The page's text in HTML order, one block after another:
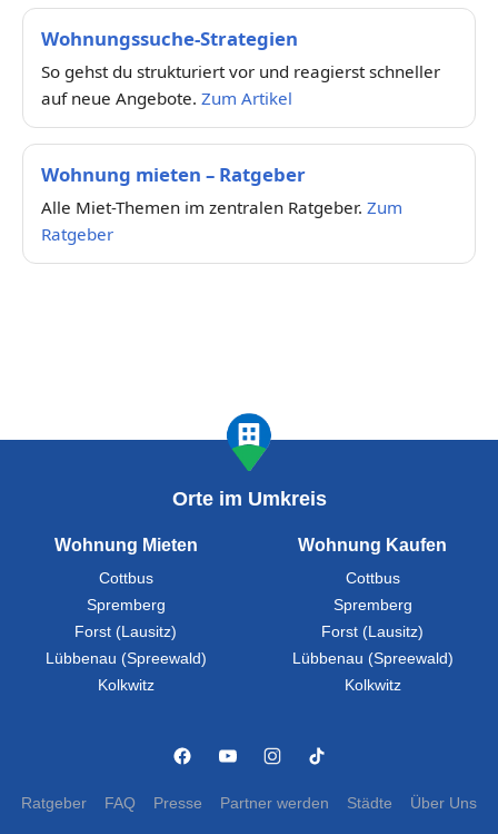
Wohnungssuche-Strategien
So gehst du strukturiert vor und reagierst schneller
auf neue Angebote. Zum Artikel
Wohnung mieten – Ratgeber
Alle Miet-Themen im zentralen Ratgeber. Zum
Ratgeber
Orte im Umkreis
Wohnung Mieten
Cottbus
Spremberg
Forst (Lausitz)
Lübbenau (Spreewald)
Kolkwitz
Wohnung Kaufen
Cottbus
Spremberg
Forst (Lausitz)
Lübbenau (Spreewald)
Kolkwitz
Ratgeber FAQ Presse Partner werden Städte Über Uns